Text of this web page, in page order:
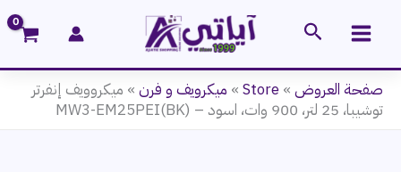
البحث
صفحة العروض »
Store
» ميكرويف و فرن » ميكروويف إنفرتر
توشيبا، 25 لتر، 900 وات، اسود – MW3-EM25PEI(BK)